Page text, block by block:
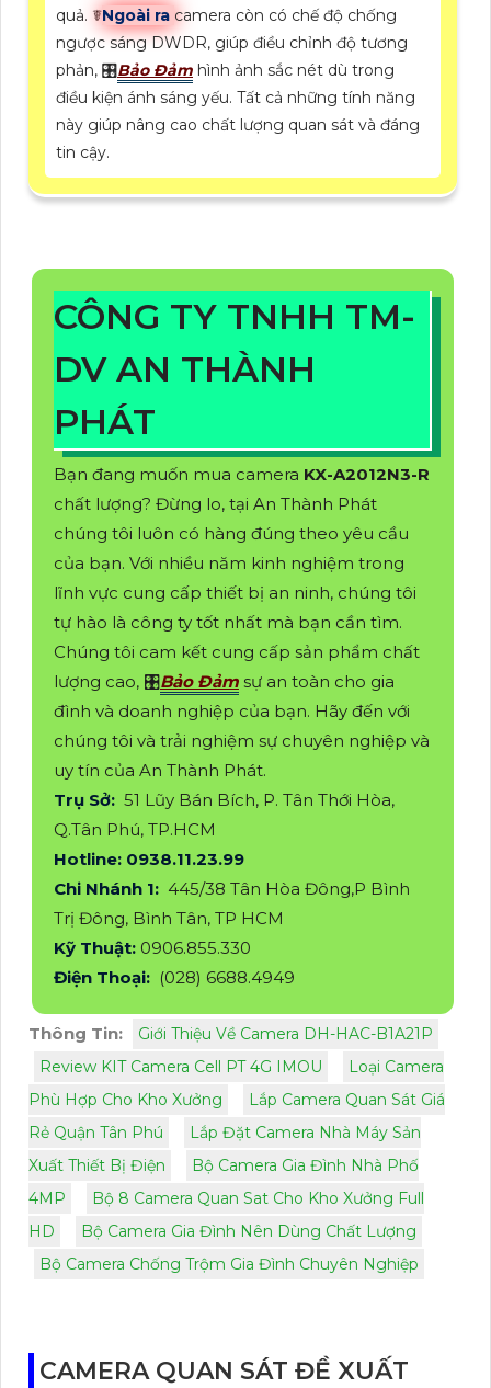
quả. ☤Ngoài ra camera còn có chế độ chống
ngược sáng DWDR, giúp điều chỉnh độ tương
phản, 🎛Bảo Đảm hình ảnh sắc nét dù trong
điều kiện ánh sáng yếu. Tất cả những tính năng
này giúp nâng cao chất lượng quan sát và đáng
tin cậy.
CÔNG TY TNHH TM-
DV AN THÀNH
PHÁT
Bạn đang muốn mua camera KX-A2012N3-R
chất lượng? Đừng lo, tại An Thành Phát
chúng tôi luôn có hàng đúng theo yêu cầu
của bạn. Với nhiều năm kinh nghiệm trong
lĩnh vực cung cấp thiết bị an ninh, chúng tôi
tự hào là công ty tốt nhất mà bạn cần tìm.
Chúng tôi cam kết cung cấp sản phẩm chất
lượng cao, 🎛Bảo Đảm sự an toàn cho gia
đình và doanh nghiệp của bạn. Hãy đến với
chúng tôi và trải nghiệm sự chuyên nghiệp và
uy tín của An Thành Phát.
Trụ Sở: 51 Lũy Bán Bích, P. Tân Thới Hòa,
Q.Tân Phú, TP.HCM
Hotline: 0938.11.23.99
Chi Nhánh 1: 445/38 Tân Hòa Đông,P Bình
Trị Đông, Bình Tân, TP HCM
Kỹ Thuật: 0906.855.330
Điện Thoại: (028) 6688.4949
Thông Tin:
Giới Thiệu Về Camera DH-HAC-B1A21P
Review KIT Camera Cell PT 4G IMOU
Loại Camera
Phù Hợp Cho Kho Xưởng
Lắp Camera Quan Sát Giá
Rẻ Quận Tân Phú
Lắp Đặt Camera Nhà Máy Sản
Xuất Thiết Bị Điện
Bộ Camera Gia Đình Nhà Phố
4MP
Bộ 8 Camera Quan Sat Cho Kho Xưởng Full
HD
Bộ Camera Gia Đình Nên Dùng Chất Lượng
Bộ Camera Chống Trộm Gia Đình Chuyên Nghiệp
CAMERA QUAN SÁT ĐỀ XUẤT